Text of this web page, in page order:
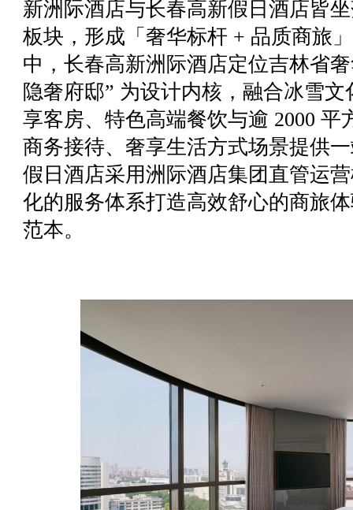
新洲际酒店与长春高新假日酒店皆
板块，形成「奢华标杆 + 品质商旅
中，长春高新洲际酒店定位吉林省
隐奢府邸” 为设计内核，融合冰雪
享客房、特色高端餐饮与逾 2000
商务接待、奢享生活方式场景提供
假日酒店采用洲际酒店集团直管运
化的服务体系打造高效舒心的商旅
范本。